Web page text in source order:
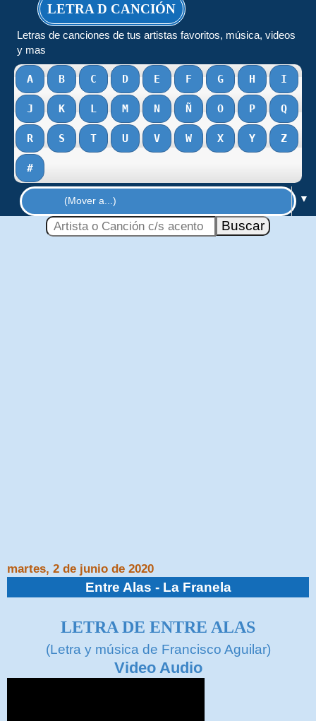
LETRA D CANCIÓN
Letras de canciones de tus artistas favoritos, música, videos
y mas
A B C D E F G H I
J K L M N Ñ O P Q
R S T U V W X Y Z
#
▼
martes, 2 de junio de 2020
Entre Alas - La Franela
LETRA DE ENTRE ALAS
(Letra y música de Francisco Aguilar)
Video Audio